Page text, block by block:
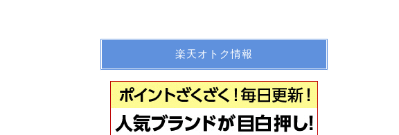
楽天オトク情報